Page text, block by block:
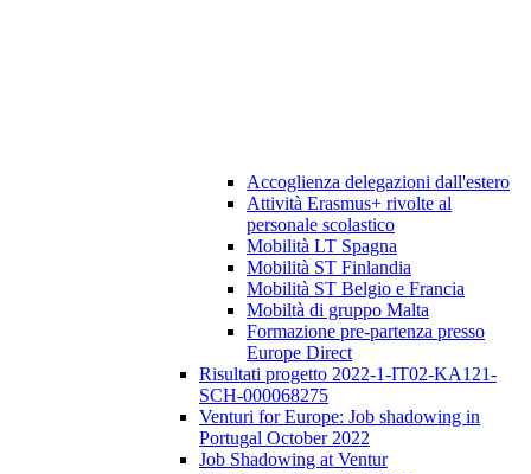
Accoglienza delegazioni dall'estero
Attività Erasmus+ rivolte al
personale scolastico
Mobilità LT Spagna
Mobilità ST Finlandia
Mobilità ST Belgio e Francia
Mobiltà di gruppo Malta
Formazione pre-partenza presso
Europe Direct
Risultati progetto 2022-1-IT02-KA121-
SCH-000068275
Venturi for Europe: Job shadowing in
Portugal October 2022
Job Shadowing at Ventur